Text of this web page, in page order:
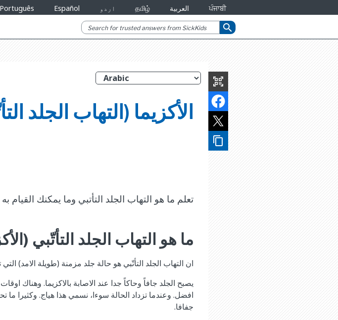
Português Español اردو தமிழ் العربية ਪੰਜਾਬੀ
search
qr_code_scanner
content_copy
الأكزيما (التهاب الجلد
تعلم ما هو التهاب الجلد التأتبي وما يمكنك
ما هو التهاب الجلد التأتّبي
ان التهاب الجلد التأتّبي هو حالة جلد مزمنة (طويلة الامد)
يصبح الجلد جافاً وحاكاً جدا عند الاصابة بالاكزيما. وهناك
افضل. وعندما تزداد الحالة سوءا، نسمي هذا هياج. وكثيرا ما
جفافا.